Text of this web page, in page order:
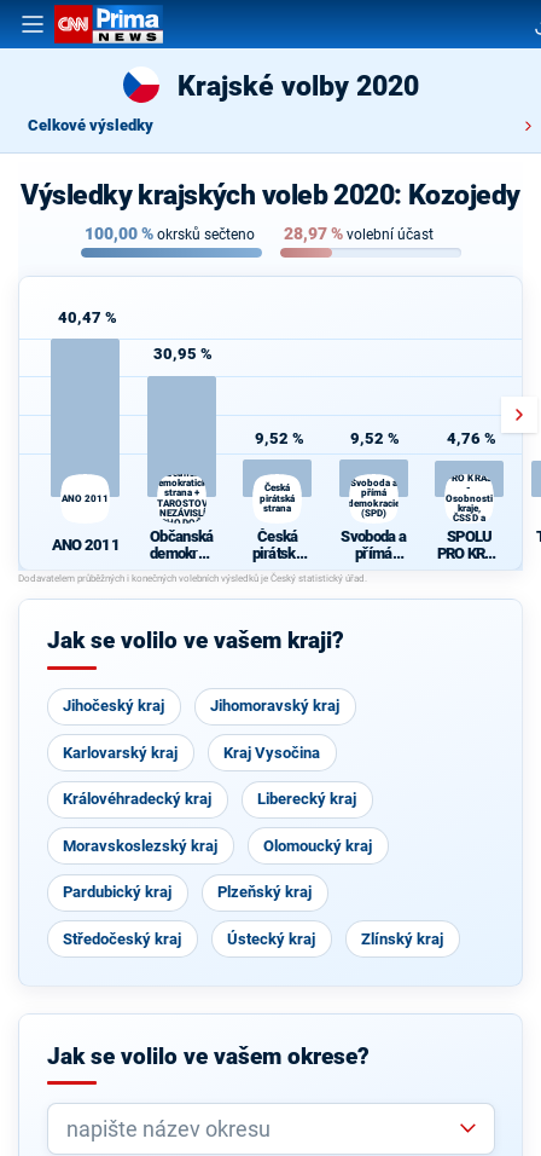
Krajské volby 2020
Celkové výsledky
Výsledky krajských voleb 2020: Kozojedy
100,00% okrsků sečteno 28,97% volební účast
40,47 %
ANO 2011
ANO 2011
30,95 %
Občanská
demokratická
strana +
STAROSTOVÉ
A NEZÁVISLÍ a
VÝCHODOČEŠI
Občanská
demokrati
cká strana
+
STAROST
NEZÁVISL
ČEŠI
9,52 %
Česká
pirátská
strana
Česká
pirátská
strana
9,52 %
Svoboda a
přímá
demokracie
(SPD)
Svoboda a
přímá
demokraci
e (SPD)
4,76 %
PRO KRAJ
-
Osobnosti
kraje,
ČSSD a
SPOLU
PRO KRAJ
-
kraje,
Jak se volilo ve vašem kraji?
Jihočeský kraj Jihomoravský kraj
Karlovarský kraj Kraj Vysočina
Královéhradecký kraj Liberecký kraj
Moravskoslezský kraj Olomoucký kraj
Pardubický kraj Plzeňský kraj
Středočeský kraj Ústecký kraj Zlínský kraj
Jak se volilo ve vašem okrese?